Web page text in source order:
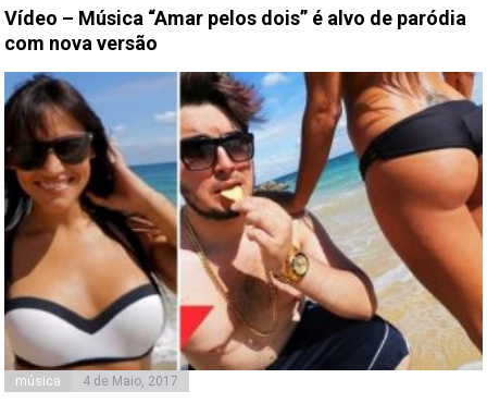
Vídeo – Música “Amar pelos dois” é alvo de paródia
com nova versão
música 4 de Maio, 2017